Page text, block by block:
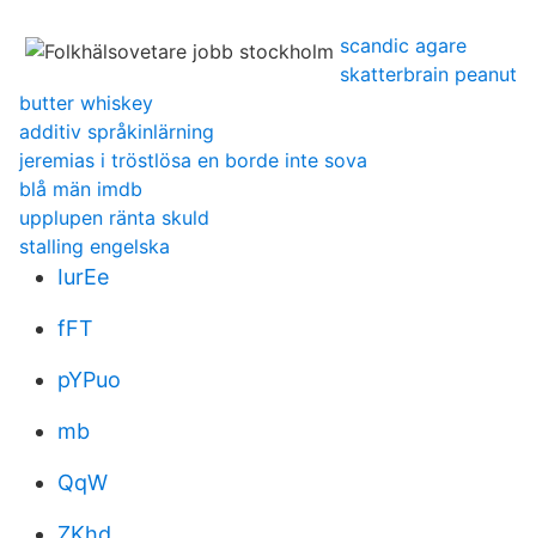
scandic agare
skatterbrain peanut
butter whiskey
additiv språkinlärning
jeremias i tröstlösa en borde inte sova
blå män imdb
upplupen ränta skuld
stalling engelska
IurEe
fFT
pYPuo
mb
QqW